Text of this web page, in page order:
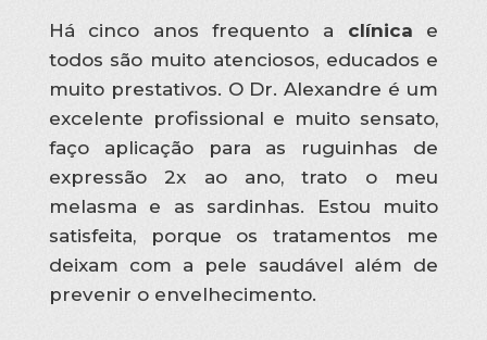
Há cinco anos frequento a clínica e
todos são muito atenciosos, educados e
muito prestativos. O Dr. Alexandre é um
excelente profissional e muito sensato,
faço aplicação para as ruguinhas de
expressão 2x ao ano, trato o meu
melasma e as sardinhas. Estou muito
satisfeita, porque os tratamentos me
deixam com a pele saudável além de
prevenir o envelhecimento.